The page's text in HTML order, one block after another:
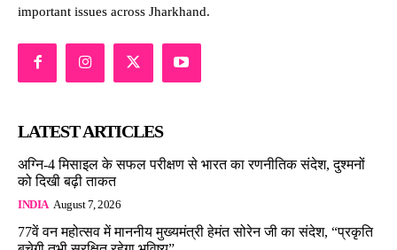
important issues across Jharkhand.
LATEST ARTICLES
अग्नि-4 मिसाइल के सफल परीक्षण से भारत का रणनीतिक संदेश, दुश्मनों
को दिखी बढ़ी ताकत
INDIA August 7, 2026
77वें वन महोत्सव में माननीय मुख्यमंत्री हेमंत सोरेन जी का संदेश, “प्रकृति